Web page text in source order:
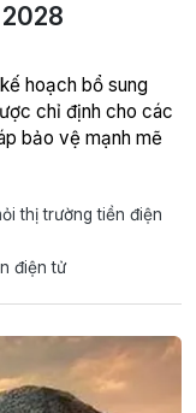
hoạch bổ sung
chỉ định cho các
bảo vệ mạnh mẽ
thị trường tiền điện
điện tử